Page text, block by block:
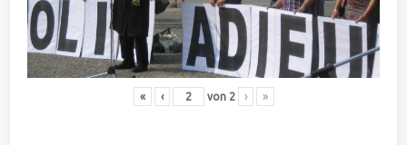
« ‹ von 2 › »